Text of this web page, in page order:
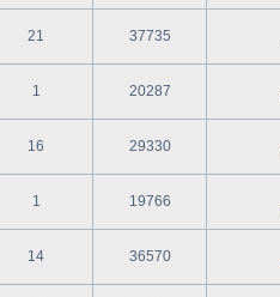
21 37735
1 20287
16 29330
1 19766
14 36570